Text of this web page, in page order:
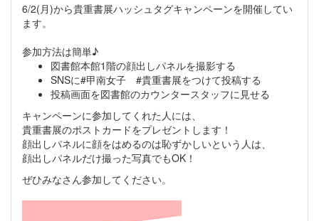
6/2(月)から貴重書展ハッシュタグキャンペーンを開催してい
ます。
参加方法は簡単♪
図書館本館1階の顔出しパネルを撮影する
SNSに#甲南女子 #貴重書展をつけて投稿する
投稿画面を図書館のカウンタースタッフに見せる
キャンペーンに参加してくれた人には、
貴重書展のポストカードをプレゼントします！
顔出しパネルに顔をはめるのは恥ずかしいという人は、
顔出しパネルだけ撮った写真でもOK！
ぜひみなさん参加してください。